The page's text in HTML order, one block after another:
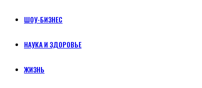
ШОУ-БИЗНЕС
НАУКА И ЗДОРОВЬЕ
ЖИЗНЬ